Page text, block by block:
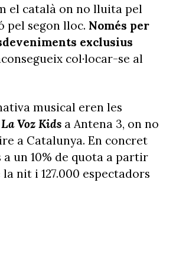
el català on no lluita pel
pel segon lloc. Només per
exclusius
col·locar-se al
musical eren les
La Voz Kidsa Antena 3, on no
a Catalunya. En concret
a un 10% de quota a partir
nit i 127.000 espectadors